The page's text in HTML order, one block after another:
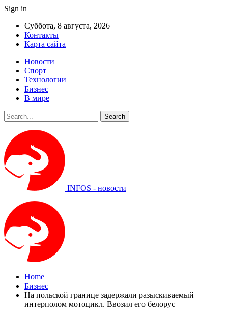
Sign in
Суббота, 8 августа, 2026
Контакты
Карта сайта
Новости
Спорт
Технологии
Бизнес
В мире
INFOS - новости
Home
Бизнес
На польской границе задержали разыскиваемый
интерполом мотоцикл. Ввозил его белорус